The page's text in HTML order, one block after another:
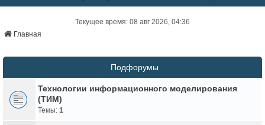
"Проектный
портал"
Ассоциации по проблемам
Ассоциации и успехам в
Ассоциации.
Текущее время: 08 авг 2026, 04:36
Главная
Подфорумы
Технологии информационного моделирования
(ТИМ)
Темы: 1